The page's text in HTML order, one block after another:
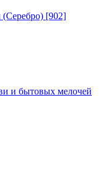
[902]
и бытовых мелочей